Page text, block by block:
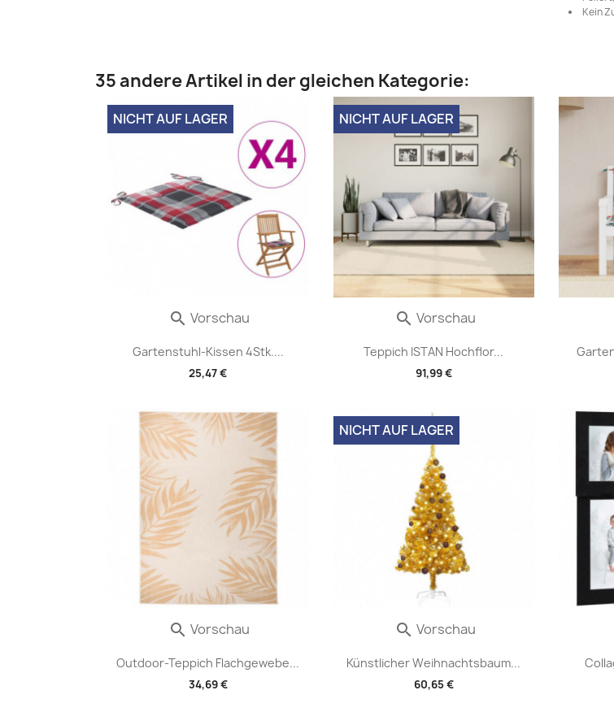
Kein
35 andere Artikel in der gleichen Kategorie:
Gartenstuhl-Kissen 4Stk....
25,47 €
NICHT AUF LAGER
 Vorschau
Teppich ISTAN Hochflor...
91,99 €
NICHT AUF LAGER
 Vorschau
Outdoor-Teppich Flachgewebe...
34,69 €
 Vorschau
Künstlicher Weihnachtsbaum...
60,65 €
NICHT AUF LAGER
 Vorschau